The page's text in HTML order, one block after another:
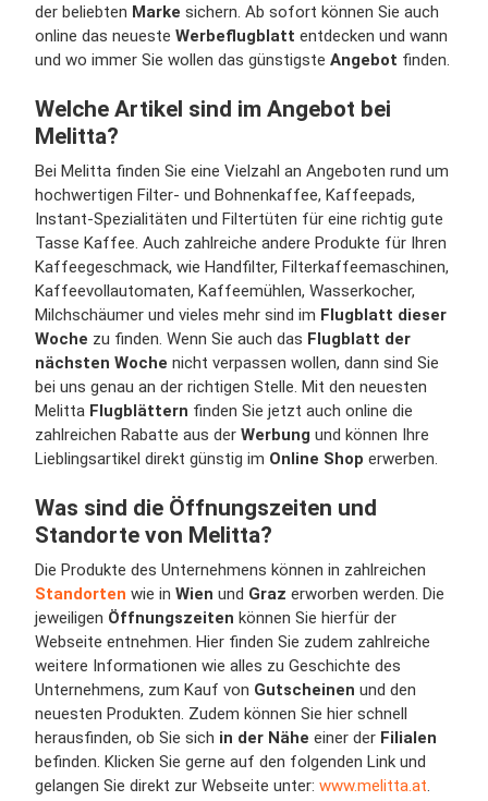
der beliebten Marke sichern. Ab sofort können Sie auch
online das neueste Werbeflugblatt entdecken und wann
und wo immer Sie wollen das günstigste Angebot finden.
Welche Artikel sind im Angebot bei
Melitta?
Bei Melitta finden Sie eine Vielzahl an Angeboten rund um
hochwertigen Filter- und Bohnenkaffee, Kaffeepads,
Instant-Spezialitäten und Filtertüten für eine richtig gute
Tasse Kaffee. Auch zahlreiche andere Produkte für Ihren
Kaffeegeschmack, wie Handfilter, Filterkaffeemaschinen,
Kaffeevollautomaten, Kaffeemühlen, Wasserkocher,
Milchschäumer und vieles mehr sind im Flugblatt dieser
Woche zu finden. Wenn Sie auch das Flugblatt der
nächsten Woche nicht verpassen wollen, dann sind Sie
bei uns genau an der richtigen Stelle. Mit den neuesten
Melitta Flugblättern finden Sie jetzt auch online die
zahlreichen Rabatte aus der Werbung und können Ihre
Lieblingsartikel direkt günstig im Online Shop erwerben.
Was sind die Öffnungszeiten und
Standorte von Melitta?
Die Produkte des Unternehmens können in zahlreichen
Standorten wie in Wien und Graz erworben werden. Die
jeweiligen Öffnungszeiten können Sie hierfür der
Webseite entnehmen. Hier finden Sie zudem zahlreiche
weitere Informationen wie alles zu Geschichte des
Unternehmens, zum Kauf von Gutscheinen und den
neuesten Produkten. Zudem können Sie hier schnell
herausfinden, ob Sie sich in der Nähe einer der Filialen
befinden. Klicken Sie gerne auf den folgenden Link und
gelangen Sie direkt zur Webseite unter: www.melitta.at.